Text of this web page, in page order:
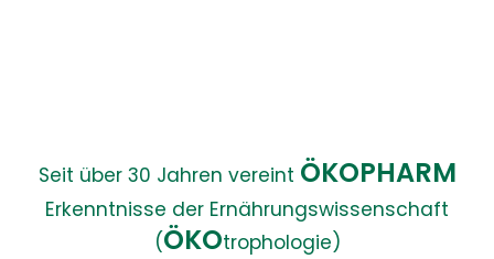
Seit über 30 Jahren vereint ÖKOPHARM
Erkenntnisse der Ernährungswissenschaft
(ÖKOtrophologie)